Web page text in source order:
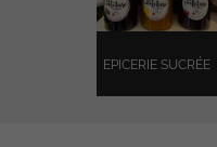
EPICERIE SUCRÉE